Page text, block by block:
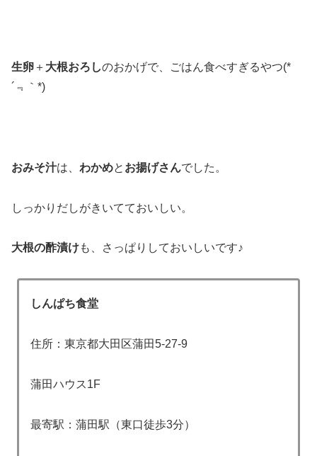
生卵 ＋ 大根おろしのおかげで、ごはん食べすぎるやつ(*
´﹃｀*)
おみそ汁は、 わかめと お揚げさんでした。
しっかりだしがきいてておいしい。
大根の酢漬けも、さっぱりしておいしいです♪
しんぱち食堂
住所：東京都大田区蒲田5-27-9
蒲田ハウス1F
最寄駅：蒲田駅（東口徒歩3分）